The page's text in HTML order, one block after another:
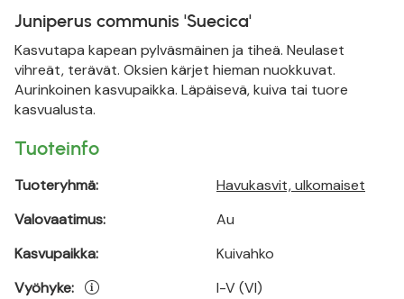
Juniperus communis 'Suecica'
Kasvutapa kapean pylväsmäinen ja tiheä. Neulaset
vihreät, terävät. Oksien kärjet hieman nuokkuvat.
Aurinkoinen kasvupaikka. Läpäisevä, kuiva tai tuore
kasvualusta.
Tuoteinfo
Tuoteryhmä:
Valovaatimus:
Kasvupaikka:
Vyöhyke:
Havukasvit, ulkomaiset
Au
Kuivahko
I-V (VI)